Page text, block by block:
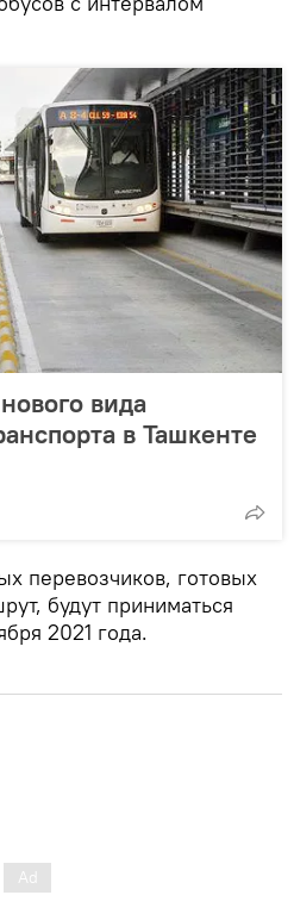
вида
в Ташкенте
перевозчиков, готовых
будут приниматься
2021 года.